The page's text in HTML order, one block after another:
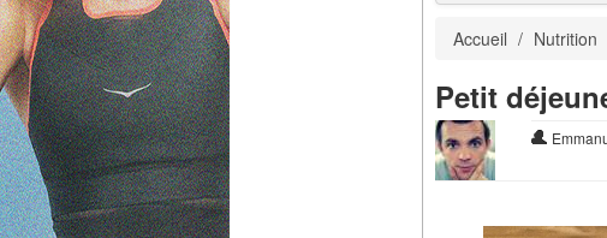
Accueil / Nutrition
Petit